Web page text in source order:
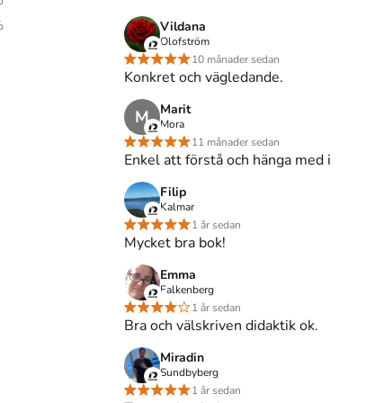
med begagnade böcker
skriven avJessica Aspfors
Elina Lahelma,Gjert Langfeldt,Karin
Kaj Sjöholm, Kristina Ström,Renata
Pirjo Lahdenperä,Margareta Sandström
Marja Kankaanranta
och består av 398 sidor djupgående information
som har sitt säte i Lund
på Studentapan och sparapengar
Vildana
Olofström
10 månader sedan
Konkret och vägledande.
M Marit
Mora
11 månader sedan
Enkel att förstå och hänga med i
Filip
Kalmar
1 år sedan
Mycket bra bok!
Emma
Falkenberg
1 år sedan
Bra och välskriven didaktik ok.
Miradin
Sundbyberg
1 år sedan